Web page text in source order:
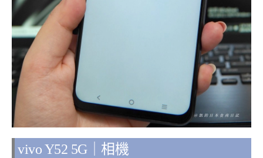
vivo Y52 5G｜相機